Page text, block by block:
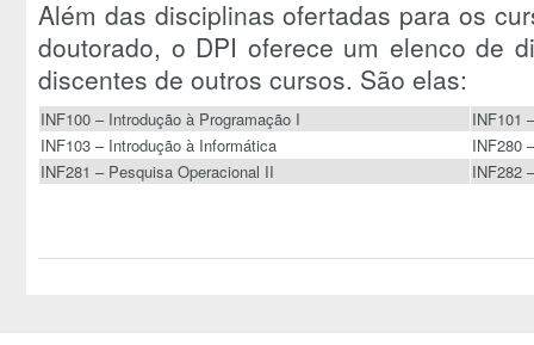
Além das disciplinas ofertadas para os
doutorado, o DPI oferece um elenco de
discentes de outros cursos. São elas:
INF100 – Introdução à Programação I
INF101
INF103 – Introdução à Informática
INF280
INF281 – Pesquisa Operacional II
INF282